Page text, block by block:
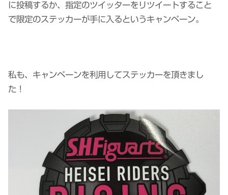
に投稿するか、指定のツイッターをリツイートすること
で限定のステッカーが手に入るというキャンペーン。
私も、キャンペーンを利用してステッカーを頂きまし
た！